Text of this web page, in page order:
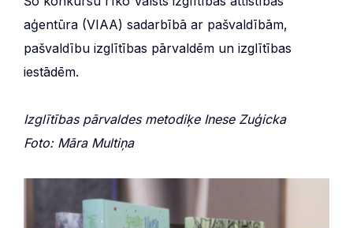
aģentūra (VIAA) sadarbībā ar pašvaldībām,
pašvaldību izglītības pārvaldēm un izglītības
iestādēm.
Izglītības pārvaldes metodiķe Inese Zuģicka
Foto: Māra Multiņa